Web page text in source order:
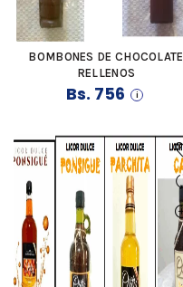
COMPRAR
BOMBONES DE CHOCOLATE
RELLENOS
Bs. 756